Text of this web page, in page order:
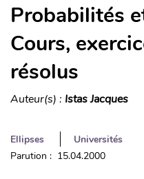
Probabilités
Cours,
résolus
Auteur(s) : Istas Jacques
Ellipses
Universités
Parution : 15.04.2000